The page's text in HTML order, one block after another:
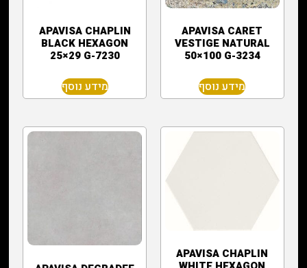
APAVISA CARET
VESTIGE NATURAL
50×100 G-3234
מידע נוסף
APAVISA CHAPLIN
BLACK HEXAGON
25×29 G-7230
מידע נוסף
APAVISA CHAPLIN